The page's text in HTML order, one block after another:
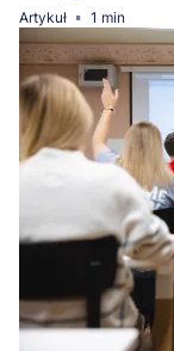
Artykuł 1 min